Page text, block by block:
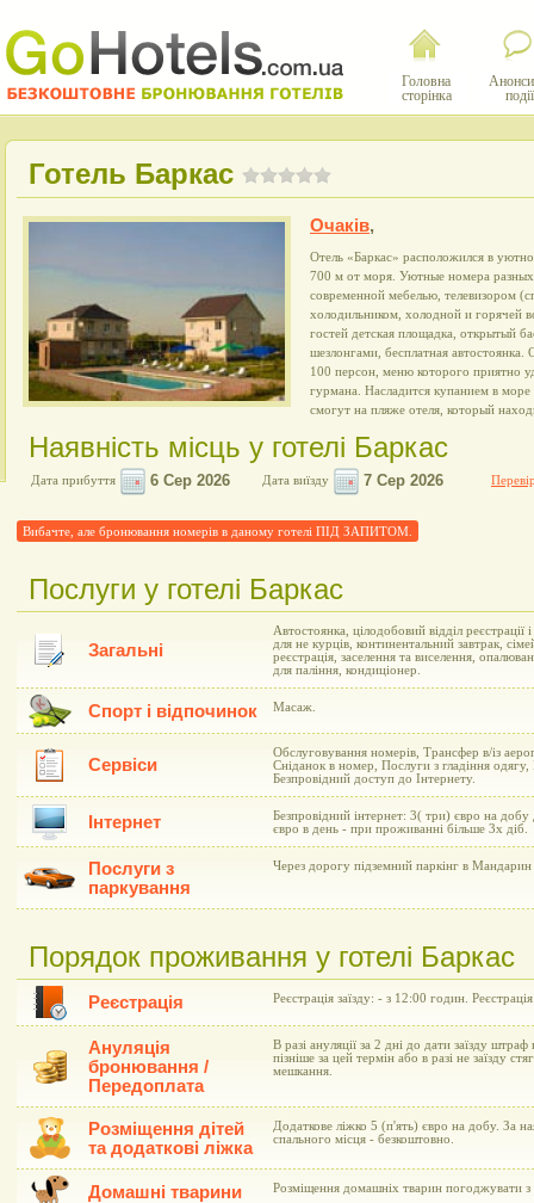
Головна
сторінка
події
Готель Баркас
Очаків,
Отель «Баркас» расположился в
700 м от моря. Уютные номера
современной мебелью, телевизором
холодильником, холодной и горячей
гостей детская площадка, открытый
шезлонгами, бесплатная автостоянка.
100 персон, меню которого приятно
гурмана. Насладится купанием в
смогут на пляже отеля, который
Наявність місць у готелі Баркас
Дата прибуття Дата виїзду
Вибачте, але бронювання номерів в даному готелі ПІД ЗАПИТОМ.
Послуги у готелі Баркас
Загальні
Автостоянка, цілодобовий відділ
для не курців, континентальний завтрак,
реєстрація, заселення та виселення,
для паління, кондиціонер.
Спорт і відпочинок Масаж.
Сервіси
Обслуговування номерів, Трансфер в/із
Сніданок в номер, Послуги з гладіння
Безпровідний доступ до Інтернету.
Інтернет
Безпровідний інтернет: 3( три) євро на
євро в день - при проживанні більше 3х діб.
Послуги з
паркування
Через дорогу підземний паркінг в
Порядок проживання у готелі Баркас
Реєстрація Реєстрація заїзду: - з 12:00 годин.
Ануляція
бронювання /
Передоплата
В разі ануляції за 2 дні до дати заїзду штраф
пізніше за цей термін або в разі не заїзду
мешкання.
Розміщення дітей
та додаткові ліжка
Додаткове ліжко 5 (п'ять) євро на добу. За
спального місця - безкоштовно.
Домашні тварини Розміщення домашніх тварин погоджувати з